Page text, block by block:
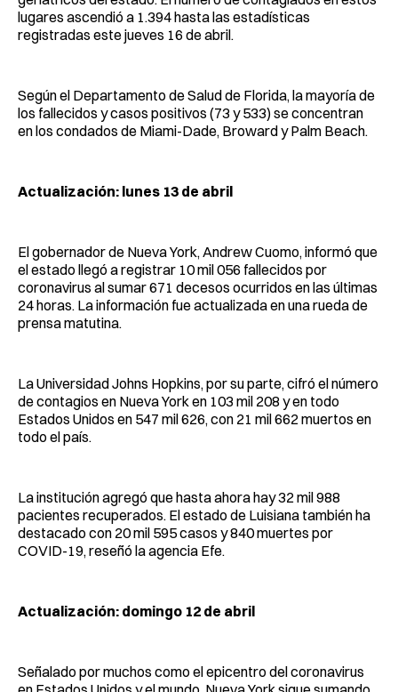
lugares ascendió a 1.394 hasta las estadísticas
registradas este jueves 16 de abril.
Según el Departamento de Salud de Florida, la mayoría de
los fallecidos y casos positivos (73 y 533) se concentran
en los condados de Miami-Dade, Broward y Palm Beach.
Actualización: lunes 13 de abril
El gobernador de Nueva York, Andrew Cuomo, informó que
el estado llegó a registrar 10 mil 056 fallecidos por
coronavirus al sumar 671 decesos ocurridos en las últimas
24 horas. La información fue actualizada en una rueda de
prensa matutina.
La Universidad Johns Hopkins, por su parte, cifró el número
de contagios en Nueva York en 103 mil 208 y en todo
Estados Unidos en 547 mil 626, con 21 mil 662 muertos en
todo el país.
La institución agregó que hasta ahora hay 32 mil 988
pacientes recuperados. El estado de Luisiana también ha
destacado con 20 mil 595 casos y 840 muertes por
COVID-19, reseñó la agencia Efe.
Actualización: domingo 12 de abril
Señalado por muchos como el epicentro del coronavirus